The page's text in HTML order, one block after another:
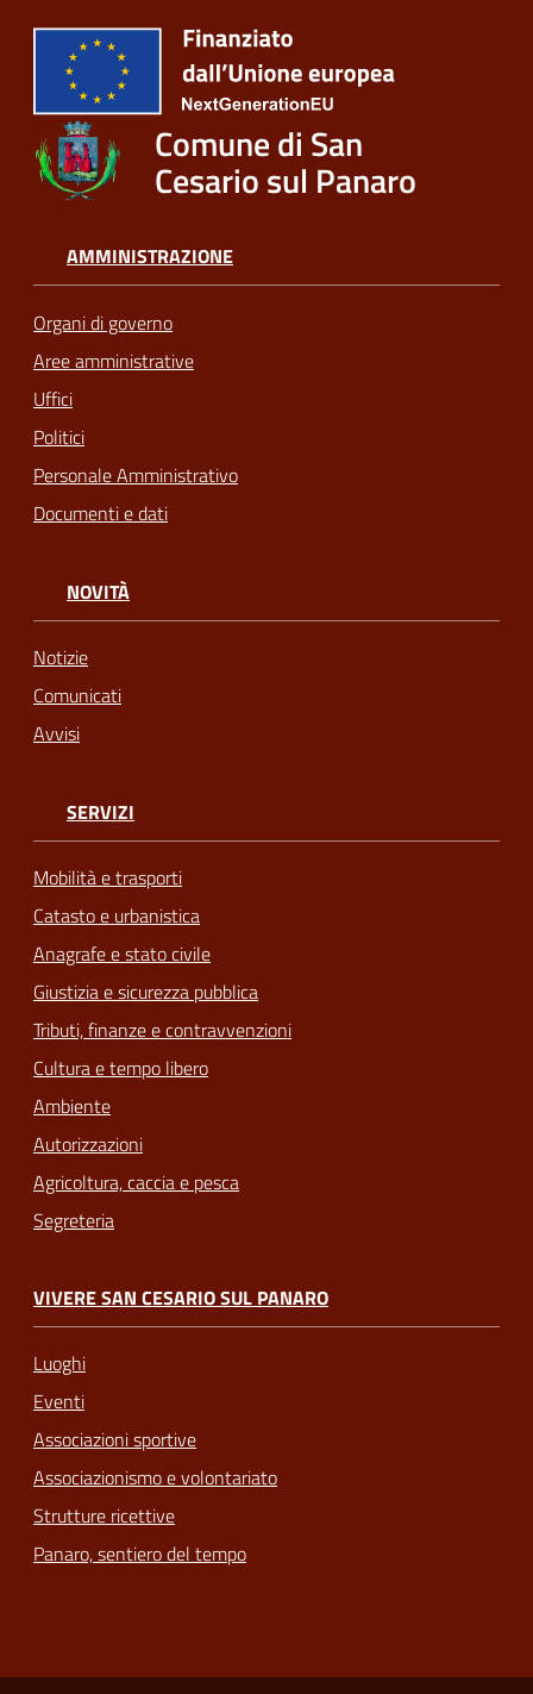
Comune di San
Cesario sul Panaro
AMMINISTRAZIONE
Organi di governo
Aree amministrative
Uffici
Politici
Personale Amministrativo
Documenti e dati
NOVITÀ
Notizie
Comunicati
Avvisi
SERVIZI
Mobilità e trasporti
Catasto e urbanistica
Anagrafe e stato civile
Giustizia e sicurezza pubblica
Tributi, finanze e contravvenzioni
Cultura e tempo libero
Ambiente
Autorizzazioni
Agricoltura, caccia e pesca
Segreteria
VIVERE SAN CESARIO SUL PANARO
Luoghi
Eventi
Associazioni sportive
Associazionismo e volontariato
Strutture ricettive
Panaro, sentiero del tempo